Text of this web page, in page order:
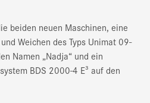
beiden neuen Maschinen, eine
Weichen des Typs Unimat 09-
Namen „Nadja“ und ein
BDS 2000-4 E³ auf den